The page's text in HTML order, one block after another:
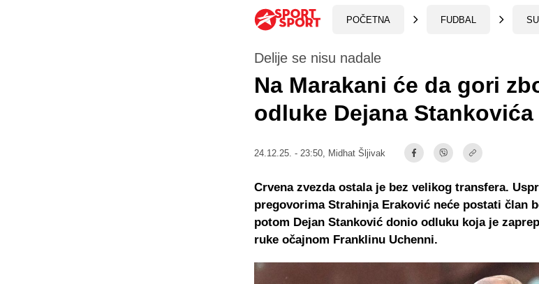
POČETNA FUDBAL
Delije se nisu nadale
Na Marakani će da gori
odluke Dejana Stankovića
24.12.25. - 23:50, Midhat Šljivak
Crvena zvezda ostala je bez velikog transfera.
pregovorima Strahinja Eraković neće postati član
potom Dejan Stanković donio odluku koja je
ruke očajnom Franklinu Uchenni.